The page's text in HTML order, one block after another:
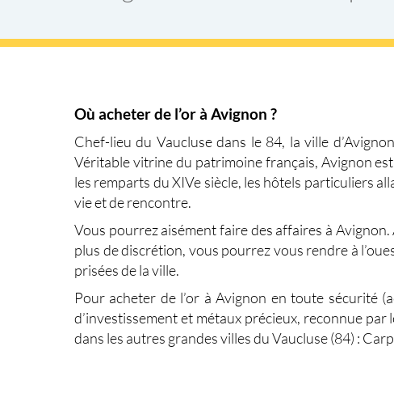
Où acheter de l’or à Avignon ?
Chef-lieu du Vaucluse dans le 84, la ville
Véritable vitrine du patrimoine français, Avignon
les remparts du XIVe siècle, les hôtels particuliers
vie et de rencontre.
Vous pourrez aisément faire des affaires à
plus de discrétion, vous pourrez vous rendre à
prisées de la ville.
Pour acheter de l’or à Avignon en toute sécurité
d’investissement et métaux précieux, reconnue
dans les autres grandes villes du Vaucluse (84) :